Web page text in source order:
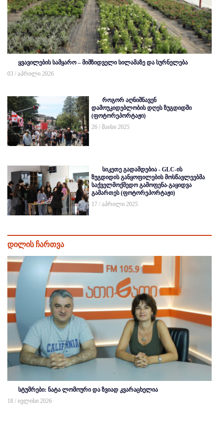
ყვავილების სამყარო – მიმზიდველი სილამაზე და სურნელება
03 / აპრილი 2026
როგორ აღნიშნავენ
დამოუკიდებლობის დღეს ზუგდიდში
(ფოტორეპორტაჟი)
26 / მაისი 2025
სიკეთე გადამდებია - GLC-ის
ზუგდიდის განყოფილების მოსწავლეებმა
საქველმოქმედო გამოფენა-გაყიდვა
გამართეს (ფოტორეპორტაჟი)
17 / აპრილი 2025
დილის ჩართვა
სტუმრები: ნატა ლომოური და ზვიად კვარაცხელია
18 / ივლისი 2026